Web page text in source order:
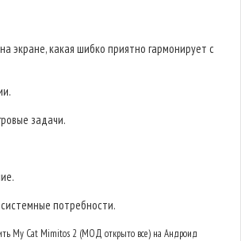
экране, какая шибко приятно гармонирует с
задачи.
потребности.
My Cat Mimitos 2 (МОД открыто все) на Андроид